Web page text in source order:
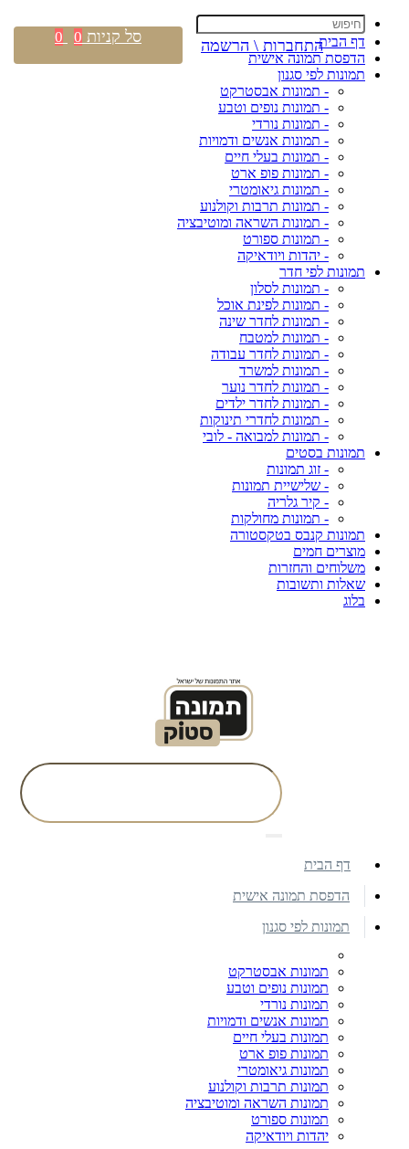
דף הבית
הדפסת תמונה אישית
תמונות לפי סגנון
- תמונות אבסטרקט
- תמונות נופים וטבע
- תמונות נורדי
- תמונות אנשים ודמויות
- תמונות בעלי חיים
- תמונות פופ ארט
- תמונות גיאומטרי
- תמונות תרבות וקולנוע
- תמונות השראה ומוטיבציה
- תמונות ספורט
- יהדות ויודאיקה
תמונות לפי חדר
- תמונות לסלון
- תמונות לפינת אוכל
- תמונות לחדר שינה
- תמונות למטבח
- תמונות לחדר עבודה
- תמונות למשרד
- תמונות לחדר נוער
- תמונות לחדר ילדים
- תמונות לחדרי תינוקות
- תמונות למבואה - לובי
תמונות בסטים
- זוג תמונות
- שלישיית תמונות
- קיר גלריה
- תמונות מחולקות
תמונות קנבס בטקסטורה
מוצרים חמים
משלוחים והחזרות
שאלות ותשובות
בלוג
התחברות \ הרשמה סל קניות 0
0
דף הבית
הדפסת תמונה אישית
תמונות לפי סגנון
תמונות אבסטרקט
תמונות נופים וטבע
תמונות נורדי
תמונות אנשים ודמויות
תמונות בעלי חיים
תמונות פופ ארט
תמונות גיאומטרי
תמונות תרבות וקולנוע
תמונות השראה ומוטיבציה
תמונות ספורט
יהדות ויודאיקה